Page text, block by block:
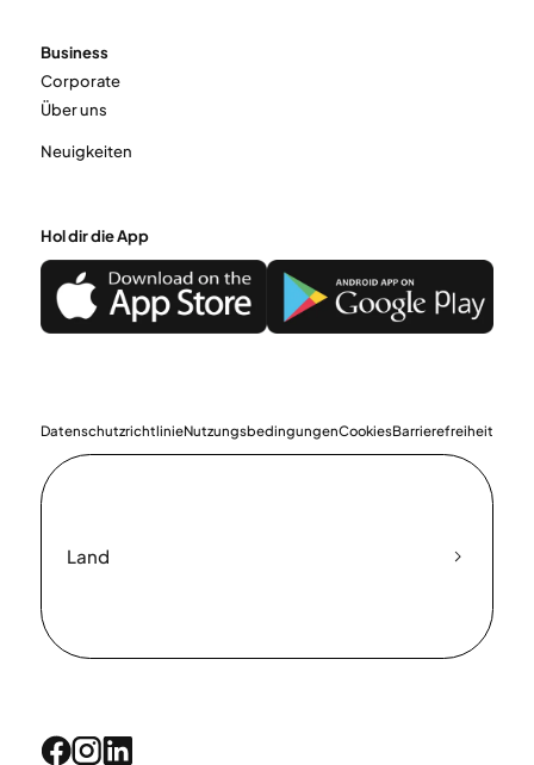
Business
Corporate
Über uns
Neuigkeiten
Hol dir die App
DatenschutzrichtlinieNutzungsbedingungenCookiesBarrierefreiheit
Land